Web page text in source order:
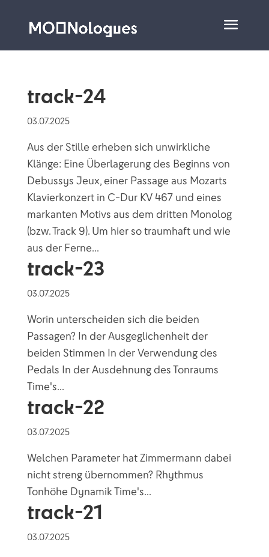
track-24
03.07.2025
Aus der Stille erheben sich unwirkliche
Klänge: Eine Überlagerung des Beginns von
Debussys Jeux, einer Passage aus Mozarts
Klavierkonzert in C-Dur KV 467 und eines
markanten Motivs aus dem dritten Monolog
(bzw. Track 9). Um hier so traumhaft und wie
aus der Ferne...
track-23
03.07.2025
Worin unterscheiden sich die beiden
Passagen? In der Ausgeglichenheit der
beiden Stimmen In der Verwendung des
Pedals In der Ausdehnung des Tonraums
Time's...
track-22
03.07.2025
Welchen Parameter hat Zimmermann dabei
nicht streng übernommen? Rhythmus
Tonhöhe Dynamik Time's...
track-21
03.07.2025